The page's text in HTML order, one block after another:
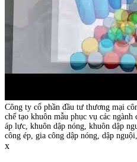
Công ty cổ phần đầu tư thương mại
chế tạo khuôn mẫu phục vụ các
áp lực, khuôn dập nóng, khuôn dập
công ép, gia công dập nóng, dập
x